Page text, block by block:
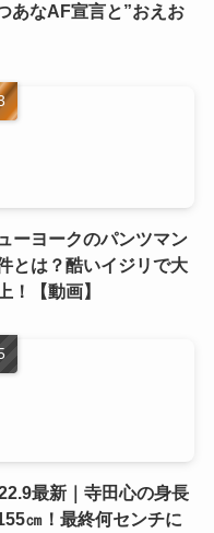
あなAF宣言と”おえお
ーヨークのパンツマン
とは？酷いイジリで大
！【動画】
最新｜寺田心の身長
㎝！最終何センチに